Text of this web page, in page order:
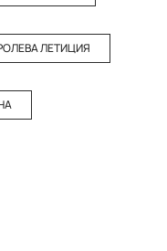
ЛЕТИЦИЯ